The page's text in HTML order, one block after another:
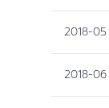
2018-05
2018-06